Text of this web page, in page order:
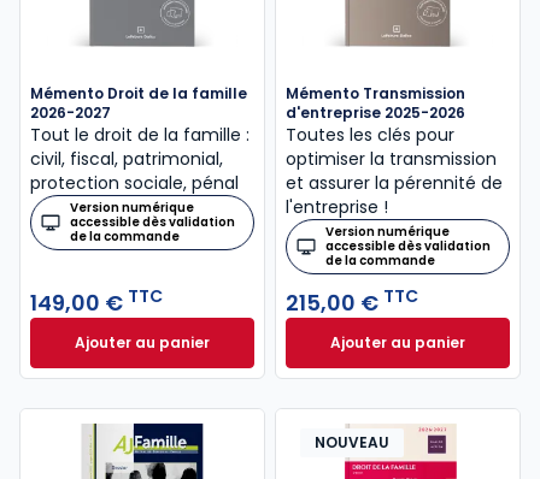
Mémento Droit de la famille
2026-2027
Tout le droit de la famille :
civil, fiscal, patrimonial,
protection sociale, pénal
Version numérique
accessible dès validation
de la commande
149,00 € TTC
Ajouter au panierMémento Droit de la famille 2026-2027 à 149,00 €
Mémento Transmission
d'entreprise 2025-2026
Toutes les clés pour
optimiser la transmission
et assurer la pérennité de
l'entreprise !
Version numérique
accessible dès validation
de la commande
215,00 € TTC
Ajouter au panier
Mémento
NOUVEAU